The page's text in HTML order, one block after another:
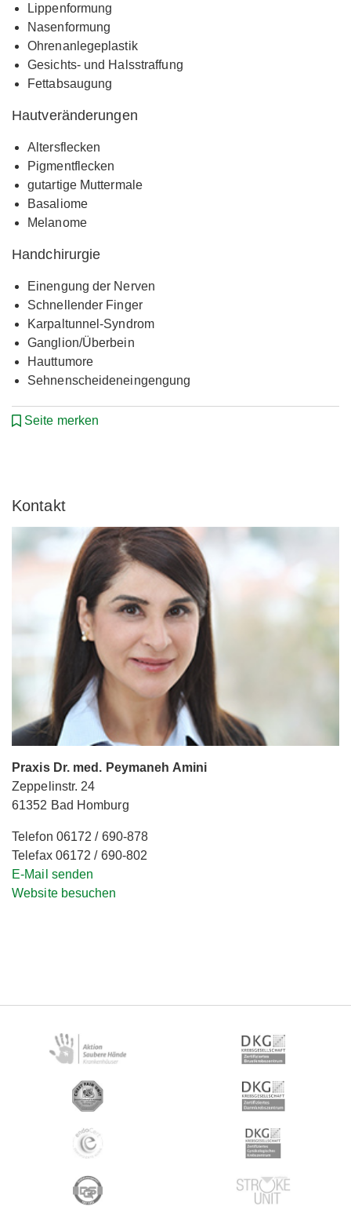
Lippenformung
Nasenformung
Ohrenanlegeplastik
Gesichts- und Halsstraffung
Fettabsaugung
Hautveränderungen
Altersflecken
Pigmentflecken
gutartige Muttermale
Basaliome
Melanome
Handchirurgie
Einengung der Nerven
Schnellender Finger
Karpaltunnel-Syndrom
Ganglion/Überbein
Hauttumore
Sehnenscheideneingengung
Seite merken
Kontakt
Praxis Dr. med. Peymaneh Amini
Zeppelinstr. 24
61352 Bad Homburg
Telefon 06172 / 690-878
Telefax 06172 / 690-802
E-Mail senden
Website besuchen